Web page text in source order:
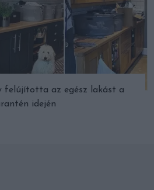
felújította az egész lakást a
idején